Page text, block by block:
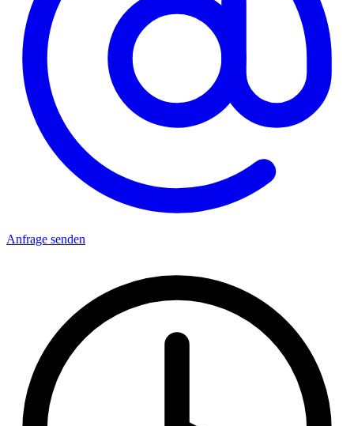
Anfrage senden